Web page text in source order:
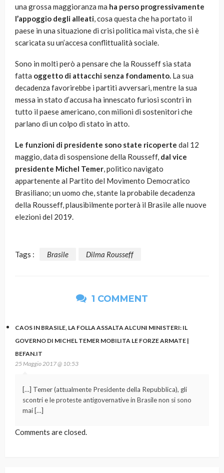
una grossa maggioranza ma ha perso progressivamente
l’appoggio degli alleati, cosa questa che ha portato il
paese in una situazione di crisi politica mai vista, che si è
scaricata su un’accesa conflittualità sociale.
Sono in molti però a pensare che la Rousseff sia stata
fatta oggetto di attacchi senza fondamento. La sua
decadenza favorirebbe i partiti avversari, mentre la sua
messa in stato d’accusa ha innescato furiosi scontri in
tutto il paese americano, con milioni di sostenitori che
parlano di un colpo di stato in atto.
Le funzioni di presidente sono state ricoperte dal 12
maggio, data di sospensione della Rousseff, dal vice
presidente Michel Temer, politico navigato
appartenente al Partito del Movimento Democratico
Brasiliano; un uomo che, stante la probabile decadenza
della Rousseff, plausibilmente porterà il Brasile alle nuove
elezioni del 2019.
Tags : Brasile Dilma Rousseff
1 COMMENT
CAOS IN BRASILE, LA FOLLA ASSALTA ALCUNI MINISTERI: IL
GOVERNO DI MICHEL TEMER MOBILITA LE FORZE ARMATE |
BEFAN.IT
25 Maggio 2017 @ 10:53
[…] Temer (attualmente Presidente della Repubblica), gli
scontri e le proteste antigovernative in Brasile non si sono
mai […]
Comments are closed.